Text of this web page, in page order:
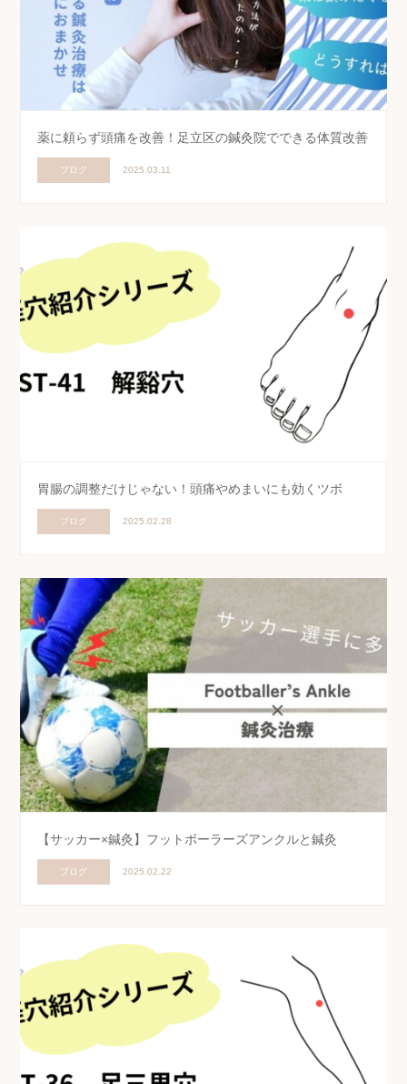
薬に頼らず頭痛を改善！足立区の鍼灸院でできる体質改善
ブログ 2025.03.11
胃腸の調整だけじゃない！頭痛やめまいにも効くツボ
ブログ 2025.02.28
【サッカー×鍼灸】フットボーラーズアンクルと鍼灸
ブログ 2025.02.22